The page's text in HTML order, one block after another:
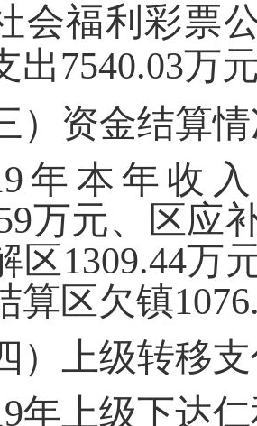
会福利彩票
出7540.03万
）资金结算
年本年收
万元、区应
区1309.44万
算区欠镇
）上级转移
年上级下达